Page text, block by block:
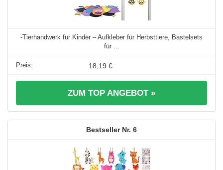
-Tierhandwerk für Kinder – Aufkleber für Herbsttiere, Bastelsets
für ...
18,19 €
ZUM TOP ANGEBOT »
6